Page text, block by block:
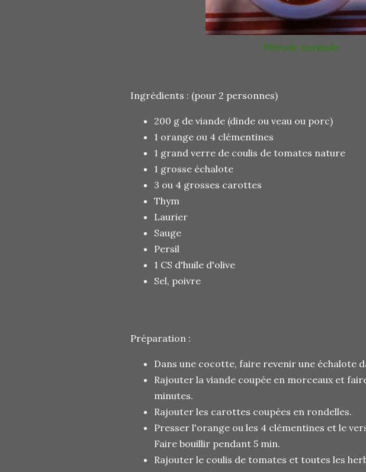
Période normale
Ingrédients : (pour 2 personnes)
200 g de viande (dinde ou veau ou porc)
1 orange ou 4 clémentines
1 grand verre de coulis de tomates nature
1 grosse échalote
3 ou 4 grosses carottes
Thym
Laurier
Sauge
Persil
1 CS d'huile d'olive
Sel, poivre
Préparation :
Dans une cocotte, faire revenir une échalote
Rajouter la viande coupée en morceaux et
minutes.
Rajouter les carottes coupées en rondelles.
Presser l'orange ou les 4 clémentines et le
Faire bouillir pendant 5 min.
Rajouter le coulis de tomates et toutes les